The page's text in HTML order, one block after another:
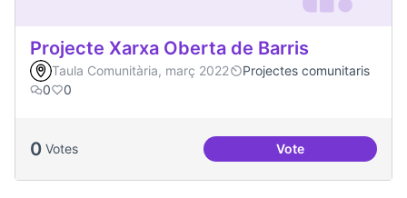
Projecte Xarxa Oberta de Barris
Taula Comunitària, març 2022
Projectes comunitaris
0
0
0 Votes VoteProjecte Xarxa